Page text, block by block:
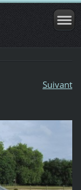
Suivant